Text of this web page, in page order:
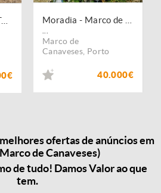
Terreno Venda em Tabuado,Marco de Canaveses
Marco de
Canaveses Porto
40.000€
ofertas de anúncios em
de Canaveses)
de tudo! Damos Valor ao que
tem.